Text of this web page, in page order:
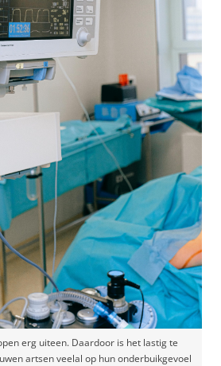
erg uiteen. Daardoor is het lastig te
artsen veelal op hun onderbuikgevoel